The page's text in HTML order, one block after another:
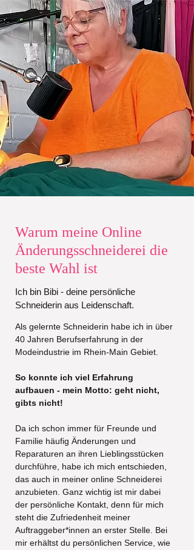
Warum meine Online
Änderungsschneiderei die
beste Wahl ist
Ich bin Bibi - deine persönliche
Schneiderin aus Leidenschaft.
Als gelernte Schneiderin habe ich in über
40 Jahren Berufserfahrung in der
Modeindustrie im Rhein-Main Gebiet.
So konnte ich viel Erfahrung
aufbauen - mein Motto: geht nicht,
gibts nicht!
Da ich schon immer für Freunde und
Familie häufig Änderungen und
Reparaturen an ihren Lieblingsstücken
durchführe, habe ich mich entschieden,
das auch in meiner online Schneiderei
anzubieten. ​Ganz wichtig ist mir dabei
der persönliche Kontakt, denn für mich
steht die Zufriedenheit meiner
Auftraggeber*innen an erster Stelle. Bei
mir erhältst du persönlichen Service, wie